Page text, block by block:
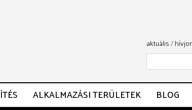
aktuális/
ALKALMAZÁSI TERÜLETEK BLOG